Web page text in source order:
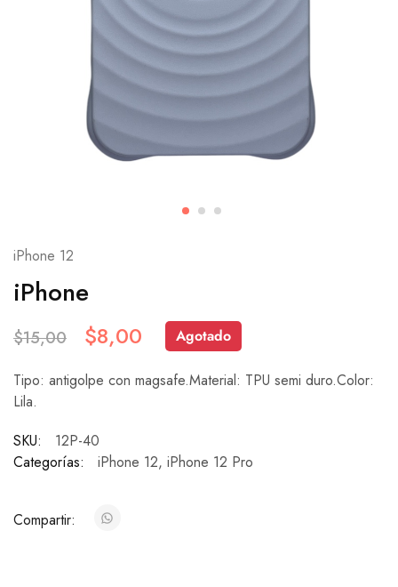
iPhone 12
iPhone
$15,00 $8,00 Agotado
Tipo: antigolpe con magsafe.Material: TPU semi duro.Color:
Lila.
SKU:
12P-40
Categorías:
iPhone 12, iPhone 12 Pro
Compartir: